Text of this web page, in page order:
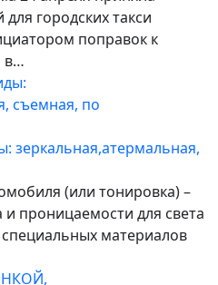
городских такси
поправок к
в…
зеркальная,атермальная,
(или тонировка) –
и проницаемости для света
материалов